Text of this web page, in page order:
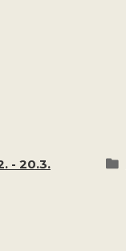
- 20.3.